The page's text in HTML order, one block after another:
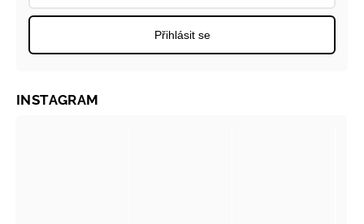
Přihlásit se
INSTAGRAM